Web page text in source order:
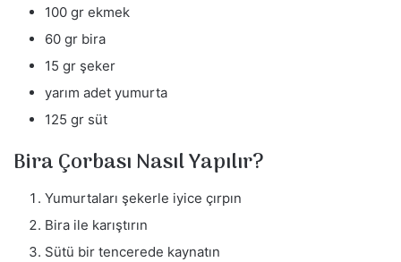
100 gr ekmek
60 gr bira
15 gr şeker
yarım adet yumurta
125 gr süt
Bira Çorbası Nasıl Yapılır?
Yumurtaları şekerle iyice çırpın
Bira ile karıştırın
Sütü bir tencerede kaynatın